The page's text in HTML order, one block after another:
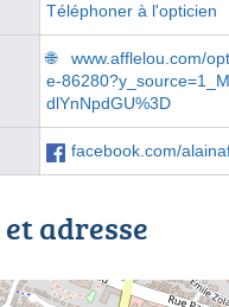
Téléphoner à l'opticien
www.afflelou.com/
e-
dlYnNpdGU%3D
facebook.com/
adresse